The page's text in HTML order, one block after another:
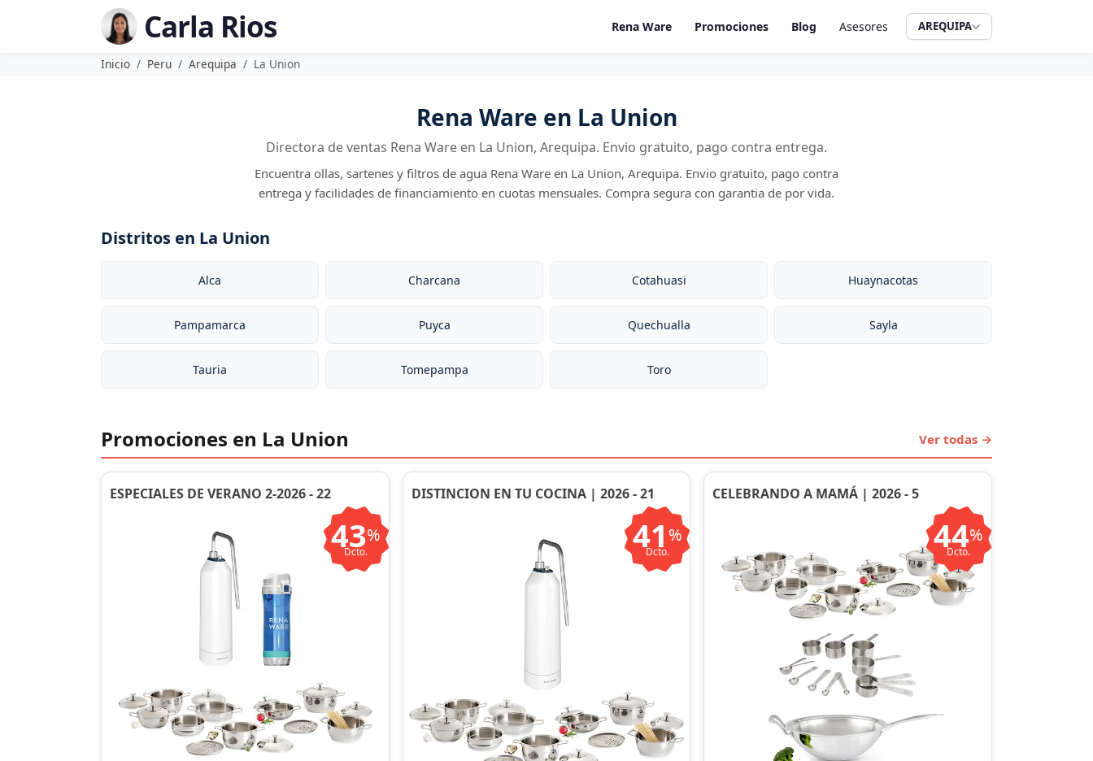
Carla Rios Rena Ware Promociones Blog Asesores AREQUIPA
Inicio Peru Arequipa La Union
Rena Ware en La Union
Directora de ventas Rena Ware en La Union, Arequipa. Envio gratuito, pago contra entrega.
Encuentra ollas, sartenes y filtros de agua Rena Ware en La Union, Arequipa. Envio gratuito, pago contra
entrega y facilidades de financiamiento en cuotas mensuales. Compra segura con garantia de por vida.
Distritos en La Union
Alca Charcana Cotahuasi Huaynacotas
Pampamarca Puyca Quechualla Sayla
Tauria Tomepampa Toro
Promociones en La Union Ver todas →
ESPECIALES DE VERANO 2-2026 - 22
43%
Dcto.
DISTINCION EN TU COCINA | 2026 - 21
41 %
Dcto.
CELEBRANDO A MAMÁ | 2026 - 5
44%
Dcto.